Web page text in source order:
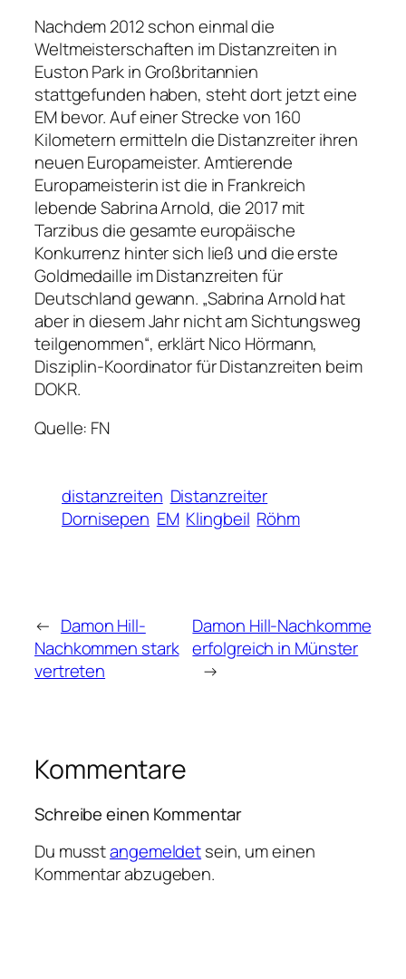
Nachdem 2012 schon einmal die
Weltmeisterschaften im Distanzreiten in
Euston Park in Großbritannien
stattgefunden haben, steht dort jetzt eine
EM bevor. Auf einer Strecke von 160
Kilometern ermitteln die Distanzreiter ihren
neuen Europameister. Amtierende
Europameisterin ist die in Frankreich
lebende Sabrina Arnold, die 2017 mit
Tarzibus die gesamte europäische
Konkurrenz hinter sich ließ und die erste
Goldmedaille im Distanzreiten für
Deutschland gewann. „Sabrina Arnold hat
aber in diesem Jahr nicht am Sichtungsweg
teilgenommen“, erklärt Nico Hörmann,
Disziplin-Koordinator für Distanzreiten beim
DOKR.
Quelle: FN
distanzreiten Distanzreiter
Dornisepen EM Klingbeil Röhm
← Damon Hill-
Nachkommen stark
vertreten
Damon Hill-Nachkomme
erfolgreich in Münster
→
Kommentare
Schreibe einen Kommentar
Du musstangemeldetsein, um einen
Kommentar abzugeben.